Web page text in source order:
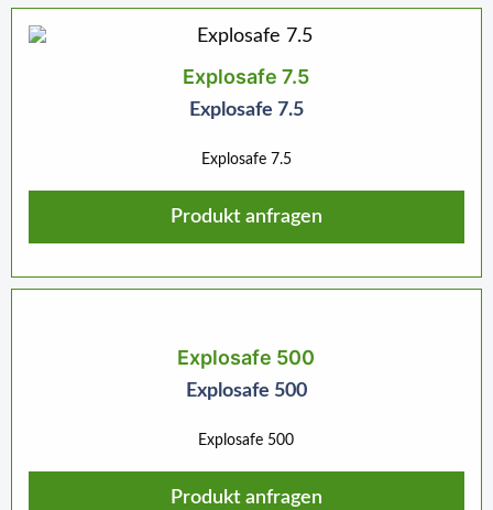
Explosafe 7.5
Explosafe 7.5
Explosafe 7.5
Produkt anfragen
Explosafe 500
Explosafe 500
Explosafe 500
Produkt anfragen